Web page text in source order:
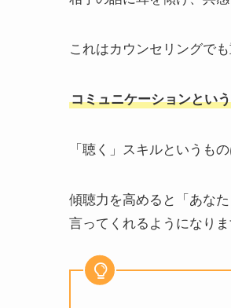
これはカウンセリングでも
コミュニケーションとい
「聴く」スキルというも
傾聴力を高めると「あな
言ってくれるようになりま